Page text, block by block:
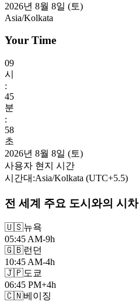
2026년 8월 8일 (토)
Asia/Kolkata
Your Time
09
시
:
46
분
:
00
초
2026년 8월 8일 (토)
사용자 현지 시간
시간대 :Asia/Kolkata (UTC+5.5)
전 세계 주요 도시와의 시차
🇺🇸뉴욕
05:45 AM-9h
🇬🇧런던
10:45 AM-4h
🇯🇵도쿄
06:45 PM+4h
🇨🇳베이징